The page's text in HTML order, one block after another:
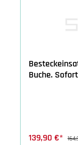
Buche.
139,90 €*